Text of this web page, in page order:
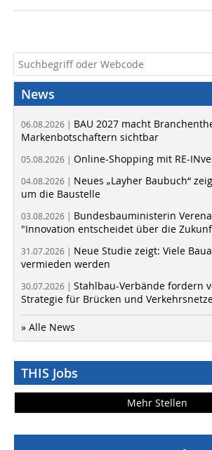
News
06.08.2026 | BAU 2027 macht
Markenbotschaftern sichtbar
05.08.2026 | Online-Shopping mit RE-
04.08.2026 | Neues „Layher Baubuch“
um die Baustelle
03.08.2026 | Bundesbauministerin
"Innovation entscheidet über die
31.07.2026 | Neue Studie zeigt: Viele
vermieden werden
30.07.2026 | Stahlbau-Verbände fordern
Strategie für Brücken und
» Alle News
THIS Jobs
Mehr Stellen